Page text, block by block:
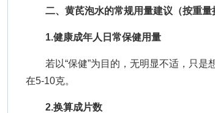
二、黄芪泡水的常规用量建议（按重量
1.健康成年人日常保健用量
若以“保健”为目的，无明显不适，只是
在5-10克。
2.换算成片数